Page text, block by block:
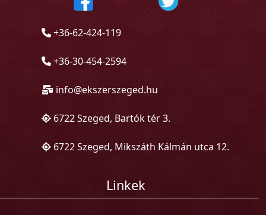
+36-62-424-119
+36-30-454-2594
info@ekszerszeged.hu
6722 Szeged, Bartók tér 3.
6722 Szeged, Mikszáth Kálmán utca 12.
Linkek